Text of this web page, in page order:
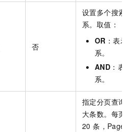
否
设置多个搜索
系。取值：
OR ：表
系。
AND ：表
系。
指定分页查询
大条数。每页
20 条，